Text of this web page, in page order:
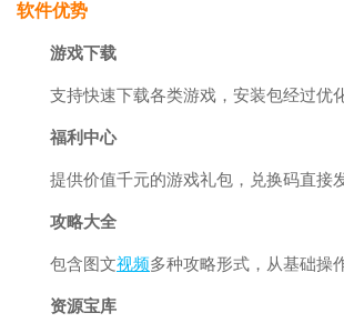
软件优势
游戏下载
支持快速下载各类游戏，安装包经过优
福利中心
提供价值千元的游戏礼包，兑换码直接
攻略大全
包含图文视频多种攻略形式，从基础操
资源宝库